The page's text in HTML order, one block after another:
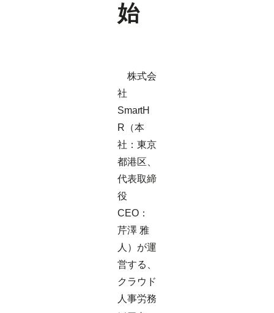
始
株式会
社
SmartH
R（本
社：東京
都港区、
代表取締
役
CEO：
芹澤 雅
人）が運
営する、
クラウド
人事労務